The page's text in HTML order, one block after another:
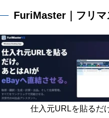
FuriMaster｜フリマ
仕入元URLを貼るだ